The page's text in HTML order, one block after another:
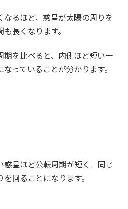
なるほど、惑星が太陽の周りを
長くなります。
期を比べると、内側ほど短い一
っていることが分かります。
惑星ほど公転周期が短く、同じ
回ることになります。